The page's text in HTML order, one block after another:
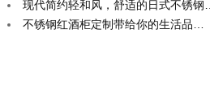
现代简约轻和风，舒适的日式不锈钢…
不锈钢红酒柜定制带给你的生活品…